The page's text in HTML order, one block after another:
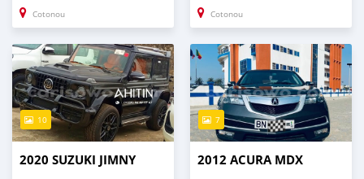
Cotonou Cotonou
10
2020 SUZUKI JIMNY
7
2012 ACURA MDX